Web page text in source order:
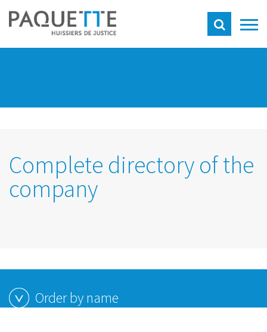
Complete directory of the
company
Order by name